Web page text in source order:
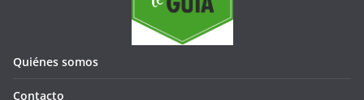
Quiénes somos
Contacto